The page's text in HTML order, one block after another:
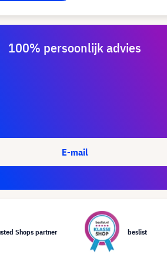
100% persoonlijk advies
E-mail
Shops partner beslist